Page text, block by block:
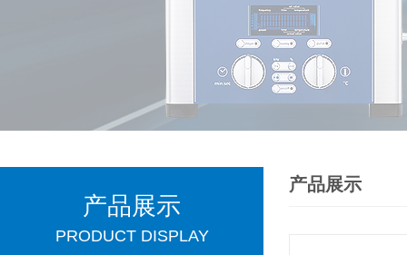
产品展示
PRODUCT DISPLAY
产品展示